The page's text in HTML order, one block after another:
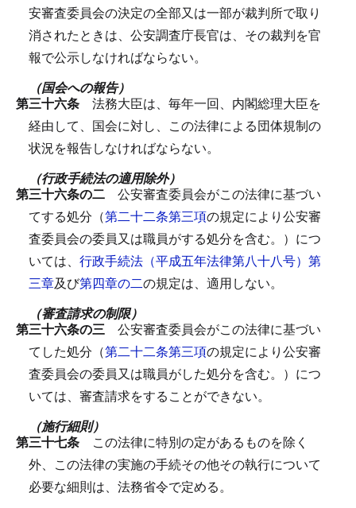
安審査委員会の決定の全部又は一部が裁判所で取り
消されたときは、公安調査庁長官は、その裁判を官
報で公示しなければならない。
（国会への報告）
第三十六条 法務大臣は、毎年一回、内閣総理大臣を
経由して、国会に対し、この法律による団体規制の
状況を報告しなければならない。
（行政手続法の適用除外）
第三十六条の二 公安審査委員会がこの法律に基づい
てする処分（第二十二条第三項の規定により公安審
査委員会の委員又は職員がする処分を含む。）につ
いては、 行政手続法（平成五年法律第八十八号）第
三章及び第四章の二の規定は、適用しない。
（審査請求の制限）
第三十六条の三 公安審査委員会がこの法律に基づい
てした処分（第二十二条第三項の規定により公安審
査委員会の委員又は職員がした処分を含む。）につ
いては、審査請求をすることができない。
（施行細則）
第三十七条 この法律に特別の定があるものを除く
外、この法律の実施の手続その他その執行について
必要な細則は、法務省令で定める。